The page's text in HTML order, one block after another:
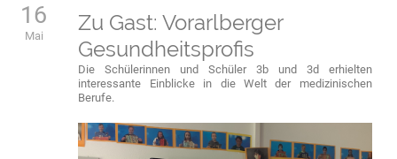
16
Mai
Zu Gast: Vorarlberger
Gesundheitsprofis
Die Schülerinnen und Schüler 3b und 3d erhielten
interessante Einblicke in die Welt der medizinischen
Berufe.